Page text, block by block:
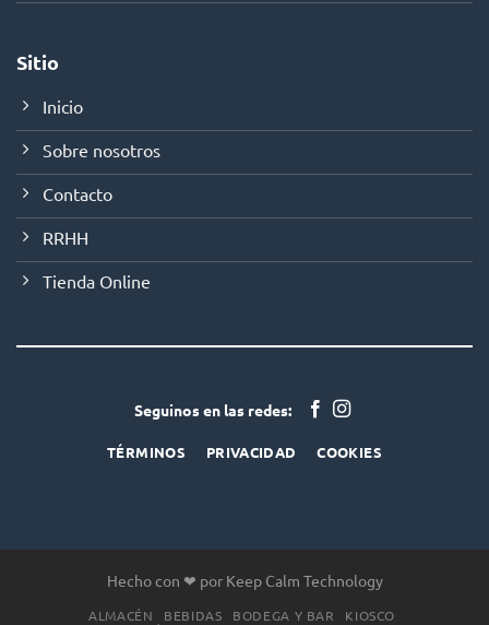
Sitio
Inicio
Sobre nosotros
Contacto
RRHH
Tienda Online
Seguinos en las redes:
TÉRMINOS PRIVACIDAD COOKIES
Hecho con ❤ por Keep Calm Technology
ALMACÉN BEBIDAS BODEGA Y BAR
KIOSCO